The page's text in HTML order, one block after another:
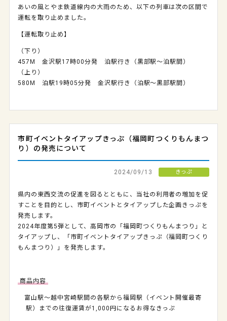
あいの風とやま鉄道線内の大雨のため、以下の列車は次の区間で
運転を取り止めました。
【運転取り止め】
（下り）
457M 金沢駅17時00分発 泊駅行き（黒部駅～泊駅間）
（上り）
580M 泊駅19時05分発 金沢駅行き（泊駅～黒部駅間）
市町イベントタイアップきっぷ（福岡町つくりもんまつ
り）の発売について
2024/09/13 きっぷ
県内の東西交流の促進を図るとともに、当社の利用者の増加を促
すことを目的とし、市町イベントとタイアップした企画きっぷを
発売します。
2024年度第5弾として、高岡市の「福岡町つくりもんまつり」と
タイアップし、「市町イベントタイアップきっぷ（福岡町つくり
もんまつり）」を発売します。
商品内容
富山駅～越中宮崎駅間の各駅から福岡駅（イベント開催最寄
駅）までの往復運賃が1,000円になるお得なきっぷ